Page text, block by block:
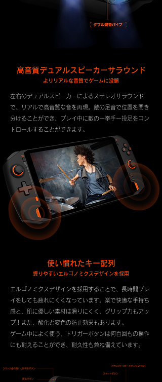
高音質デュアルスピーカーサラウンド
よりリアルな音質でゲームに没頭
左右のデュアルスピーカーによるステレオサラウンド
で、リアルで高音質な音を再現。敵の足音で位置を聞き
分けることができ、プレイ中に敵の一挙手一投足をコン
トロールすることができます。
使い慣れたキー配列
握りやすいエルゴノミクスデザインを採用
エルゴノミクスデザインを採用することで、長時間プレ
イをしても疲れにくくなっています。楽で快適な手持ち
感と、 肌に優しい素材は滑りにくく、グリップ力もアッ
プ！また、酸化と変色の防止効果もあります。
ゲーム中によく使う、トリガーボタンは何百回もの操作
にも耐えることができ、耐久性も兼ね備えています。